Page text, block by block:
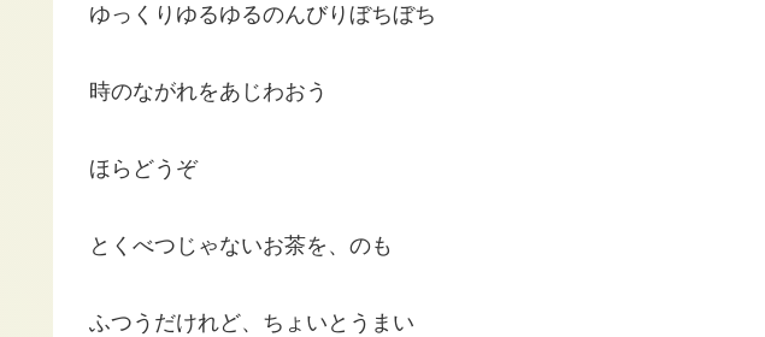
ゆっくりゆるゆるのんびりぼちぼち
時のながれをあじわおう
ほらどうぞ
とくべつじゃないお茶を、のも
ふつうだけれど、ちょいとうまい